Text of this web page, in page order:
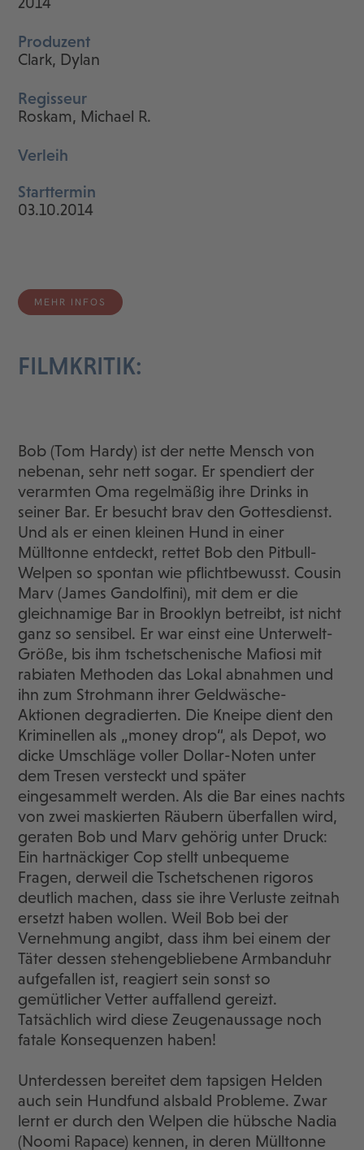
Produzent
Clark, Dylan
Regisseur
Roskam, Michael R.
Verleih
Starttermin
03.10.2014
MEHR INFOS
FILMKRITIK:
Bob (Tom Hardy) ist der nette Mensch von
nebenan, sehr nett sogar. Er spendiert der
verarmten Oma regelmäßig ihre Drinks in
seiner Bar. Er besucht brav den Gottesdienst.
Und als er einen kleinen Hund in einer
Mülltonne entdeckt, rettet Bob den Pitbull-
Welpen so spontan wie pflichtbewusst. Cousin
Marv (James Gandolfini), mit dem er die
gleichnamige Bar in Brooklyn betreibt, ist nicht
ganz so sensibel. Er war einst eine Unterwelt-
Größe, bis ihm tschetschenische Mafiosi mit
rabiaten Methoden das Lokal abnahmen und
ihn zum Strohmann ihrer Geldwäsche-
Aktionen degradierten. Die Kneipe dient den
Kriminellen als „money drop“, als Depot, wo
dicke Umschläge voller Dollar-Noten unter
dem Tresen versteckt und später
eingesammelt werden. Als die Bar eines nachts
von zwei maskierten Räubern überfallen wird,
geraten Bob und Marv gehörig unter Druck:
Ein hartnäckiger Cop stellt unbequeme
Fragen, derweil die Tschetschenen rigoros
deutlich machen, dass sie ihre Verluste zeitnah
ersetzt haben wollen. Weil Bob bei der
Vernehmung angibt, dass ihm bei einem der
Täter dessen stehengebliebene Armbanduhr
aufgefallen ist, reagiert sein sonst so
gemütlicher Vetter auffallend gereizt.
Tatsächlich wird diese Zeugenaussage noch
fatale Konsequenzen haben!
Unterdessen bereitet dem tapsigen Helden
auch sein Hundfund alsbald Probleme. Zwar
lernt er durch den Welpen die hübsche Nadia
(Noomi Rapace) kennen, in deren Mülltonne